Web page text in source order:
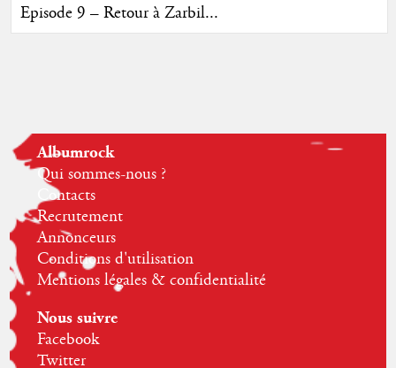
Episode 9 – Retour à Zarbil...
Albumrock
Qui sommes-nous ?
Contacts
Recrutement
Annonceurs
Conditions d'utilisation
Mentions légales & confidentialité
Nous suivre
Facebook
Twitter